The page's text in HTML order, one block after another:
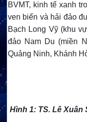
BVMT, kinh tế xanh
ven biển và hải đảo
Bạch Long Vỹ (khu
đảo Nam Du (miền
Quảng Ninh, Khánh
Hình 1: TS. Lê